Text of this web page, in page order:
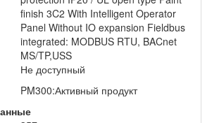
finish 3C2 With Intelligent Operator
Panel Without IO expansion Fieldbus
integrated: MODBUS RTU, BACnet
MS/TP,USS
Не доступный
PM300:Активный продукт